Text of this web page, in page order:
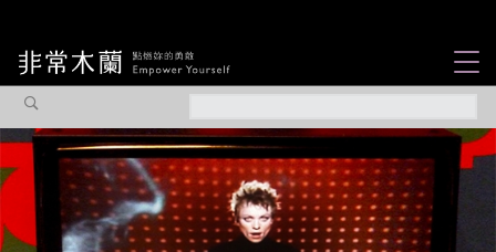
觀點專欄
焦點企劃
社會企業